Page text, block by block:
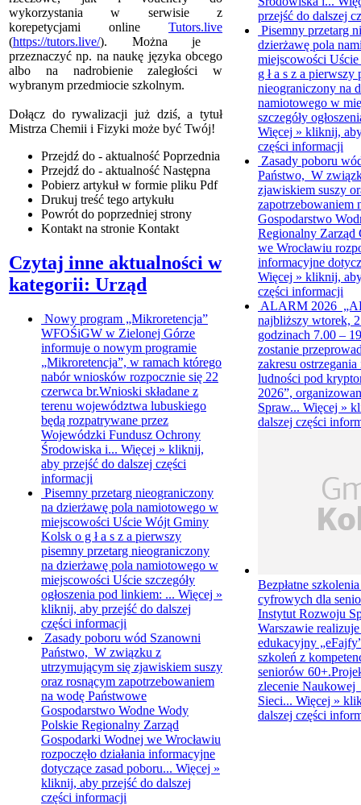
wykorzystania w serwisie z
korepetycjami online Tutors.live
(https://tutors.live/). Można je
przeznaczyć np. na naukę języka obcego
albo na nadrobienie zaległości w
wybranym przedmiocie szkolnym.
Dołącz do rywalizacji już dziś, a tytuł
Mistrza Chemii i Fizyki może być Twój!
Przejdź do - aktualność Poprzednia
Przejdź do - aktualność Następna
Pobierz artykuł w formie pliku Pdf
Drukuj treść tego artykułu
Powrót do poprzedniej strony
Kontakt na stronie Kontakt
Czytaj inne aktualności w
kategorii: Urząd
Nowy program „Mikroretencja”
WFOŚiGW w Zielonej Górze
informuje o nowym programie
„Mikroretencja”, w ramach którego
nabór wniosków rozpocznie się 22
czerwca br.Wnioski składane z
terenu województwa lubuskiego
będą rozpatrywane przez
Wojewódzki Fundusz Ochrony
Środowiska i... Więcej » kliknij,
aby przejść do dalszej części
informacji
Pisemny przetarg nieograniczony
na dzierżawę pola namiotowego w
miejscowości Uście Wójt Gminy
Kolsk o g ł a s z a pierwszy
pisemny przetarg nieograniczony
na dzierżawę pola namiotowego w
miejscowości Uście szczegóły
ogłoszenia pod linkiem: ... Więcej »
kliknij, aby przejść do dalszej
części informacji
Zasady poboru wód Szanowni
Państwo, W związku z
utrzymującym się zjawiskiem suszy
oraz rosnącym zapotrzebowaniem
na wodę Państwowe
Gospodarstwo Wodne Wody
Polskie Regionalny Zarząd
Gospodarki Wodnej we Wrocławiu
rozpoczęło działania informacyjne
dotyczące zasad poboru... Więcej »
kliknij, aby przejść do dalszej
części informacji
przejść do dalszej
Pisemny przetarg
dzierżawę pola
miejscowości Uście
g ł a s z a pierwszy
nieograniczony na
namiotowego w
szczegóły
Więcej » kliknij,
części informacji
Zasady poboru
Państwo, W
zjawiskiem suszy
zapotrzebowaniem
Gospodarstwo
Regionalny Zarząd
we Wrocławiu
informacyjne
Więcej » kliknij,
części informacji
ALARM 2026
najbliższy wtorek,
godzinach 7.00 –
zostanie
zakresu
ludności pod
2026”,
Spraw... Więcej »
dalszej części
Bezpłatne
cyfrowych dla
Instytut Rozwoju
Warszawie
edukacyjny
szkoleń z
seniorów
zlecenie
Sieci... Więcej »
dalszej części